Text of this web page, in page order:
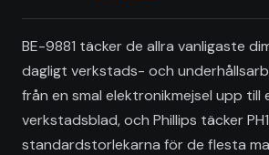
BE-9881 täcker de allra vanligaste
dagligt verkstads- och
från en smal elektronikmejsel upp
verkstadsblad, och Phillips täcker
standardstorlekarna för de flesta